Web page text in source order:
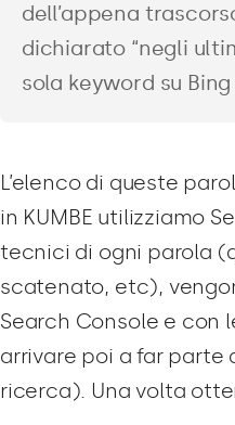
dell’appena
dichiarato “negli
sola keyword su Bing
L’elenco di queste
in KUMBE utilizziamo
tecnici di ogni parola
scatenato, etc),
Search Console e con
arrivare poi a far parte
ricerca). Una volta